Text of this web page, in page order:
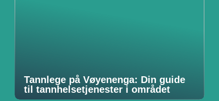
Tannlege på Vøyenenga: Din guide
til tannhelsetjenester i området